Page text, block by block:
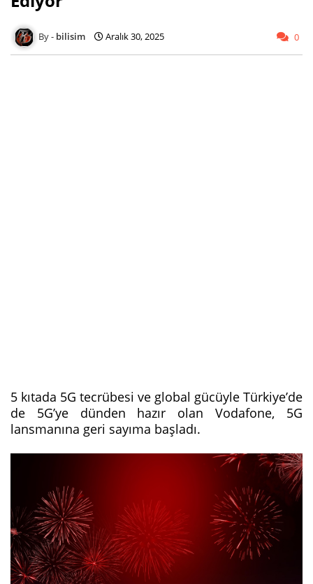
bilisim Aralık 30, 2025 0
5 kıtada 5G tecrübesi ve global gücüyle Türkiye’de
de 5G’ye dünden hazır olan Vodafone, 5G
lansmanına geri sayıma başladı.